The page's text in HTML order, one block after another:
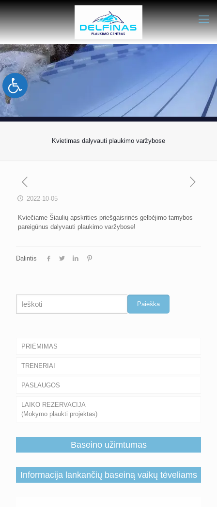
Open toolbar
Kvietimas dalyvauti plaukimo varžybose
2022-10-05
Kviečiame Šiaulių apskrities priešgaisrinės gelbėjimo tarnybos
pareigūnus dalyvauti plaukimo varžybose!
Dalintis
Paieška Paieška
PRIĖMIMAS
TRENERIAI
PASLAUGOS
LAIKO REZERVACIJA
(Mokymo plaukti projektas)
Baseino užimtumas
Informacija lankančių baseiną vaikų tėveliams